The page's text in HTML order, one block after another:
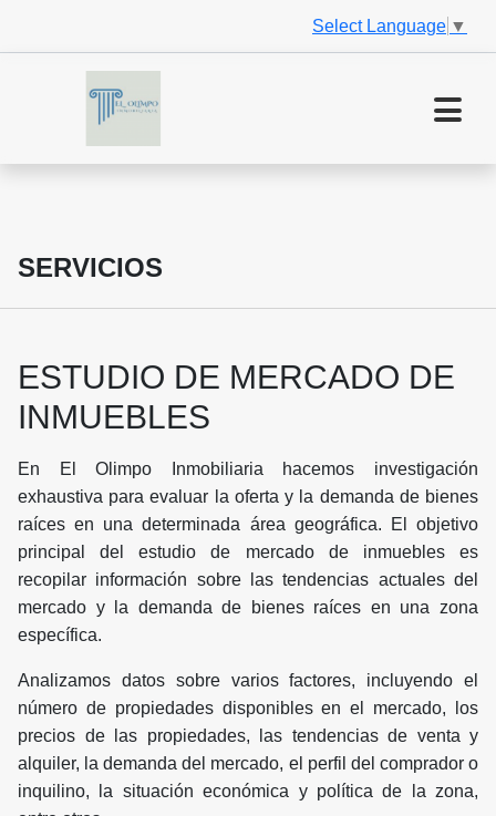
Select Language ▼
SERVICIOS
ESTUDIO DE MERCADO DE
INMUEBLES
En El Olimpo Inmobiliaria hacemos investigación
exhaustiva para evaluar la oferta y la demanda de bienes
raíces en una determinada área geográfica. El objetivo
principal del estudio de mercado de inmuebles es
recopilar información sobre las tendencias actuales del
mercado y la demanda de bienes raíces en una zona
específica.
Analizamos datos sobre varios factores, incluyendo el
número de propiedades disponibles en el mercado, los
precios de las propiedades, las tendencias de venta y
alquiler, la demanda del mercado, el perfil del comprador o
inquilino, la situación económica y política de la zona,